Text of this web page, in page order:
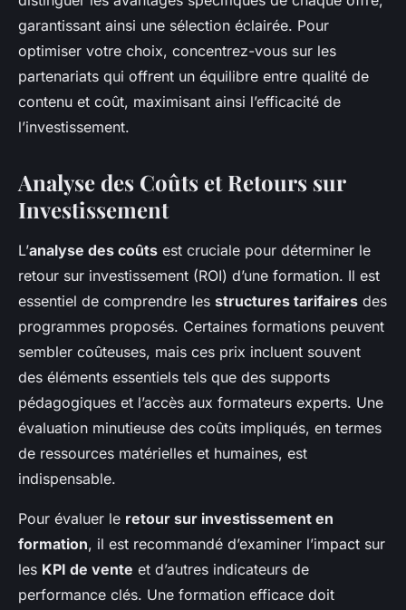
garantissant ainsi une sélection éclairée. Pour
optimiser votre choix, concentrez-vous sur les
partenariats qui offrent un équilibre entre qualité de
contenu et coût, maximisant ainsi l’efficacité de
l’investissement.
Analyse des Coûts et Retours sur
Investissement
L’analyse des coûts est cruciale pour déterminer le
retour sur investissement (ROI) d’une formation. Il est
essentiel de comprendre les structures tarifaires des
programmes proposés. Certaines formations peuvent
sembler coûteuses, mais ces prix incluent souvent
des éléments essentiels tels que des supports
pédagogiques et l’accès aux formateurs experts. Une
évaluation minutieuse des coûts impliqués, en termes
de ressources matérielles et humaines, est
indispensable.
Pour évaluer le retour sur investissement en
formation, il est recommandé d’examiner l’impact sur
les KPI de vente et d’autres indicateurs de
performance clés. Une formation efficace doit